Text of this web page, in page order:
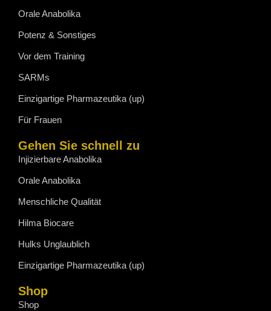
Orale Anabolika
Potenz & Sonstiges
Vor dem Training
SARMs
Einzigartige Pharmazeutika (up)
Für Frauen
Gehen Sie schnell zu
Injizierbare Anabolika
Orale Anabolika
Menschliche Qualität
Hilma Biocare
Hulks Unglaublich
Einzigartige Pharmazeutika (up)
Shop
Shop